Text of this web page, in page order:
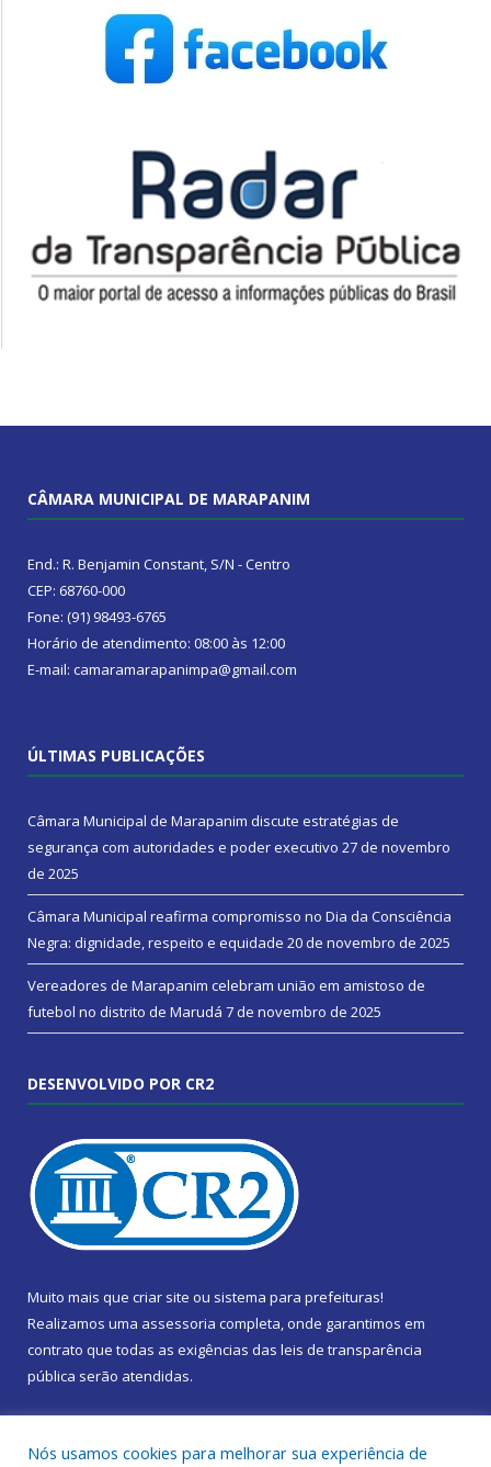
CÂMARA MUNICIPAL DE MARAPANIM
End.: R. Benjamin Constant, S/N - Centro
CEP: 68760-000
Fone: (91) 98493-6765
Horário de atendimento: 08:00 às 12:00
E-mail: camaramarapanimpa@gmail.com
ÚLTIMAS PUBLICAÇÕES
Câmara Municipal de Marapanim discute estratégias de
segurança com autoridades e poder executivo 27 de novembro
de 2025
Câmara Municipal reafirma compromisso no Dia da Consciência
Negra: dignidade, respeito e equidade 20 de novembro de 2025
Vereadores de Marapanim celebram união em amistoso de
futebol no distrito de Marudá 7 de novembro de 2025
DESENVOLVIDO POR CR2
Muito mais que criar site ou sistema para prefeituras!
Realizamos uma assessoria completa, onde garantimos em
contrato que todas as exigências das leis de transparência
pública serão atendidas.
Nós usamos cookies para melhorar sua experiência de